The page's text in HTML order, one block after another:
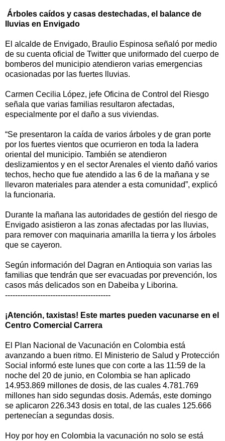
Árboles caídos y casas destechadas, el balance de
lluvias en Envigado
El alcalde de Envigado, Braulio Espinosa señaló por medio
de su cuenta oficial de Twitter que uniformado del cuerpo de
bomberos del municipio atendieron varias emergencias
ocasionadas por las fuertes lluvias.
Carmen Cecilia López, jefe Oficina de Control del Riesgo
señala que varias familias resultaron afectadas,
especialmente por el daño a sus viviendas.
“Se presentaron la caída de varios árboles y de gran porte
por los fuertes vientos que ocurrieron en toda la ladera
oriental del municipio. También se atendieron
deslizamientos y en el sector Arenales el viento dañó varios
techos, hecho que fue atendido a las 6 de la mañana y se
llevaron materiales para atender a esta comunidad”, explicó
la funcionaria.
Durante la mañana las autoridades de gestión del riesgo de
Envigado asistieron a las zonas afectadas por las lluvias,
para remover con maquinaria amarilla la tierra y los árboles
que se cayeron.
Según información del Dagran en Antioquia son varias las
familias que tendrán que ser evacuadas por prevención, los
casos más delicados son en Dabeiba y Liborina.
------------------------------------------
¡Atención, taxistas! Este martes pueden vacunarse en el
Centro Comercial Carrera
El Plan Nacional de Vacunación en Colombia está
avanzando a buen ritmo. El Ministerio de Salud y Protección
Social informó este lunes que con corte a las 11:59 de la
noche del 20 de junio, en Colombia se han aplicado
14.953.869 millones de dosis, de las cuales 4.781.769
millones han sido segundas dosis. Además, este domingo
se aplicaron 226.343 dosis en total, de las cuales 125.666
pertenecían a segundas dosis.
Hoy por hoy en Colombia la vacunación no solo se está